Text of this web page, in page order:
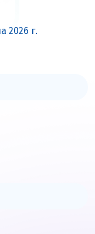
2026 г.